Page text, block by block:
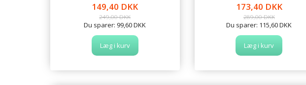
149,40 DKK
249,00 DKK
Du sparer: 99,60 DKK
Læg i kurv
173,40 DKK
289,00 DKK
Du sparer: 115,60 DKK
Læg i kurv